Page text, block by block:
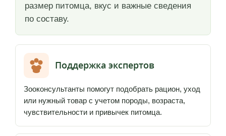
размер питомца, вкус и важные сведения
по составу.
Поддержка экспертов
Зооконсультанты помогут подобрать рацион, уход
или нужный товар с учетом породы, возраста,
чувствительности и привычек питомца.